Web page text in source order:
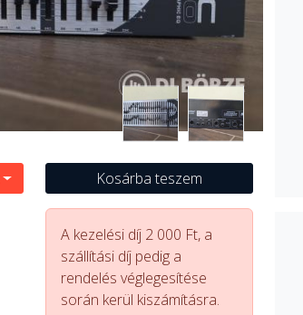
Kosárba teszem
A kezelési díj 2 000 Ft, a
szállítási díj pedig a
rendelés véglegesítése
során kerül kiszámításra.